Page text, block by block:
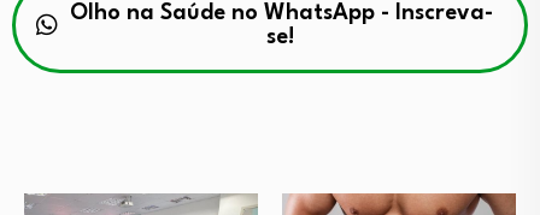
Olho na Saúde no WhatsApp - Inscreva-
se!